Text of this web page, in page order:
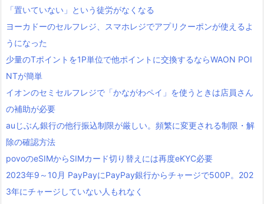
「置いていない」という徒労がなくなる
ヨーカドーのセルフレジ、スマホレジでアプリクーポンが使えるよ
うになった
少量のTポイントを1P単位で他ポイントに交換するならWAON POI
NTが簡単
イオンのセミセルフレジで「かながわペイ」を使うときは店員さん
の補助が必要
auじぶん銀行の他行振込制限が厳しい。頻繁に変更される制限・解
除の確認方法
povoのeSIMからSIMカード切り替えには再度eKYC必要
2023年9～10月 PayPayにPayPay銀行からチャージで500P。202
3年にチャージしていない人もれなく